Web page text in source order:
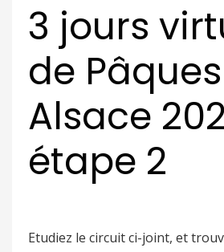
3 jours
de
Alsace
étape 2
Etudiez le circuit ci-joint, et